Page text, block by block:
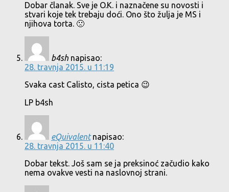
Dobar članak. Sve je O.K. i naznačene su novosti i
stvari koje tek trebaju doći. Ono što žulja je MS i
njihova torta. 🙁
b4sh napisao:
28. travnja 2015. u 11:19
Svaka cast Calisto, cista petica 😉
LP b4sh
eQuivalent napisao:
28. travnja 2015. u 11:40
Dobar tekst. Još sam se ja preksinoć začudio kako
nema ovakve vesti na naslovnoj strani.